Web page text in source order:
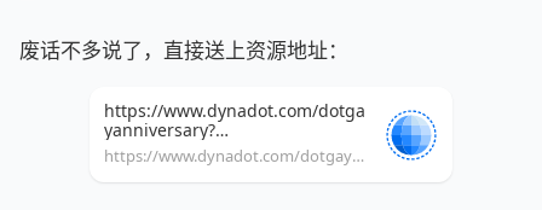
废话不多说了，直接送上资源地址：
https://www.dynadot.com/dotga
yanniversary?
userCode=7L6P6U6u828m8X7uhttps://www.dynadot.com/dotgayanniversary?userCode=7L6P6U6u828m8X7u